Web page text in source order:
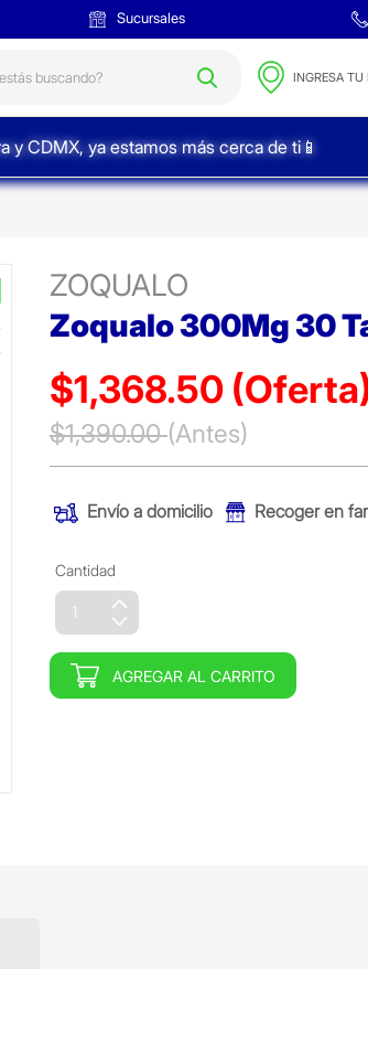
Sucursales
INGRESA TU
y CDMX, ya estamos más cerca de ti📱
ZOQUALO
Zoqualo 300Mg 30
$1,368.50
Precio reducido de
$1,390.00(Antes)
Envío a domicilio Recoger en
Cantidad
AGREGAR AL CARRITO